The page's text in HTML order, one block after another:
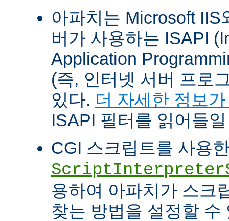
아파치는 Microsoft
버가 사용하는 ISAPI
Application
(즉, 인터넷 서버 프로
있다. 더 자세한 정보
ISAPI 필터를 읽어들
CGI 스크립트를 사용
용하여 아파치가 스크
찾는 방법을 설정할 수